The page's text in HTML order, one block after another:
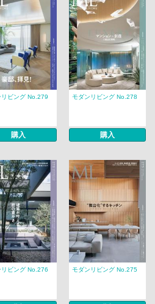
リビング No.279
購入
モダンリビング No.278
購入
リビング No.276 モダンリビング No.275